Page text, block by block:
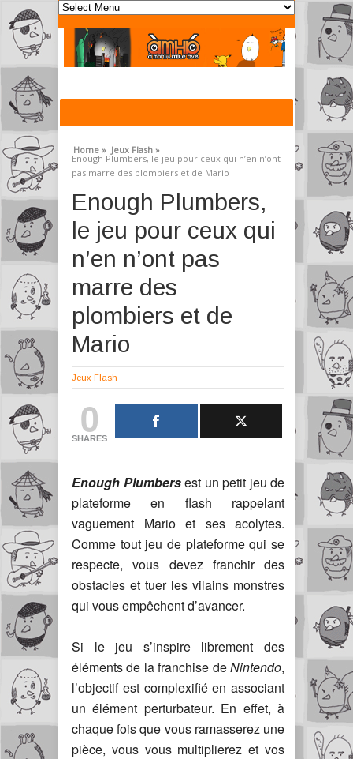
Home » Jeux Flash »
Enough Plumbers, le jeu pour ceux qui n’en n’ont
pas marre des plombiers et de Mario
Enough Plumbers,
le jeu pour ceux qui
n’en n’ont pas
marre des
plombiers et de
Mario
Jeux Flash
0
SHARES
Enough Plumbersest un petit jeu de
plateforme en flash rappelant
vaguement Mario et ses acolytes.
Comme tout jeu de plateforme qui se
respecte, vous devez franchir des
obstacles et tuer les vilains monstres
qui vous empêchent d’avancer.
Si le jeu s’inspire librement des
éléments de la franchise deNintendo,
l’objectif est complexifié en associant
un élément perturbateur. En effet, à
chaque fois que vous ramasserez une
pièce, vous vous multiplierez et vos